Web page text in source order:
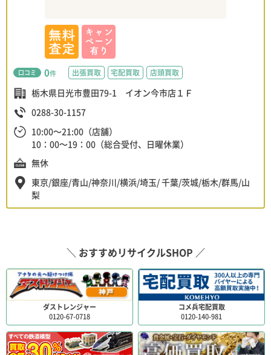
口コミ 0件 出張買取 宅配買取 店頭買取
栃木県日光市豊田79-1 イオン今市店１Ｆ
0288-30-1157
10:00～21:00（店舗）
10：00～19：00（総合受付、日曜休業）
無休
東京/銀座/青山/神奈川/横浜/埼玉/ 千葉/茨城/栃木/群馬/山
梨
＼ おすすめリサイクルSHOP ／
ダストレンジャー
0120-67-0718
コメ兵宅配買取
0120-140-981